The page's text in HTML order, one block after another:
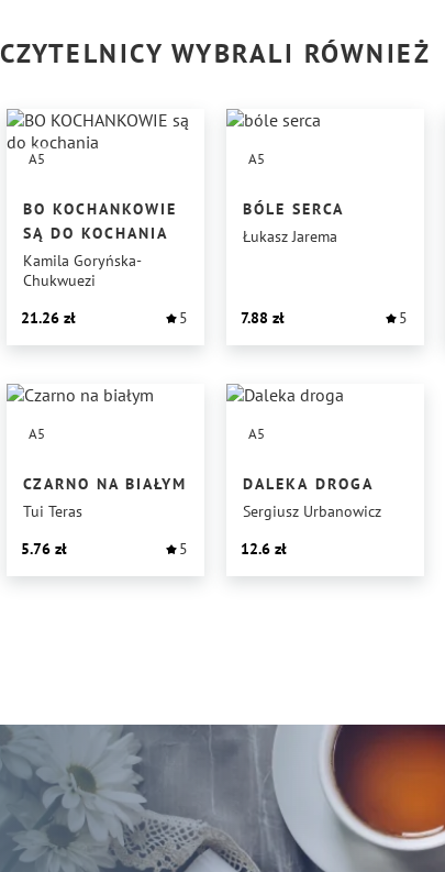
CZYTELNICY WYBRALI RÓWNIEŻ
A5
BO KOCHANKOWIE
SĄ DO KOCHANIA
Kamila Goryńska-
Chukwuezi
21.26
5
A5
BÓLE SERCA
Łukasz Jarema
7.88 5
A5
CZARNO NA BIAŁYM
Tui Teras
5.76
5
A5
DALEKA DROGA
Sergiusz Urbanowicz
12.6